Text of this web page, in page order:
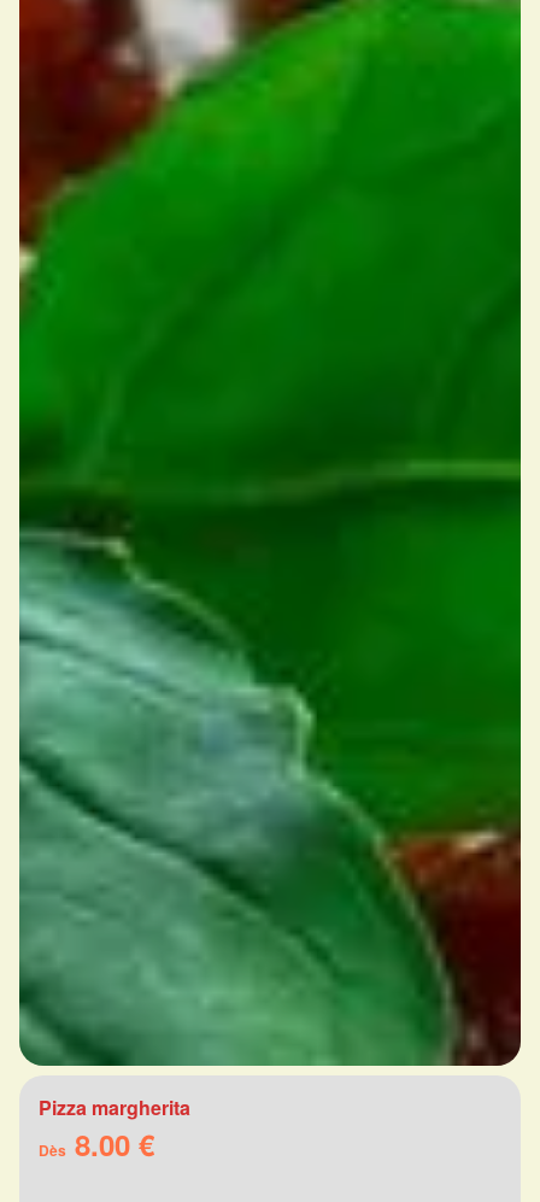
Pizza margherita
Dès 8.00 €